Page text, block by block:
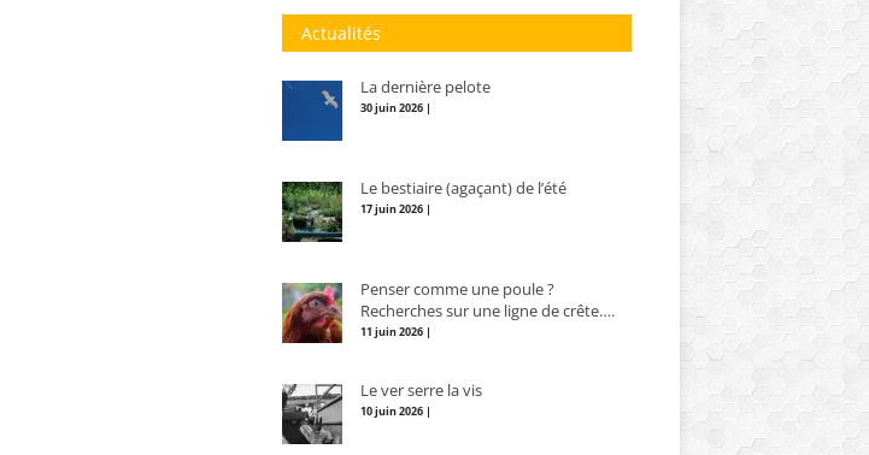
Actualités
La dernière pelote
30 juin 2026 |
Le bestiaire (agaçant) de l’été
17 juin 2026 |
Penser comme une poule ?
Recherches sur une ligne de crête….
11 juin 2026 |
Le ver serre la vis
10 juin 2026 |